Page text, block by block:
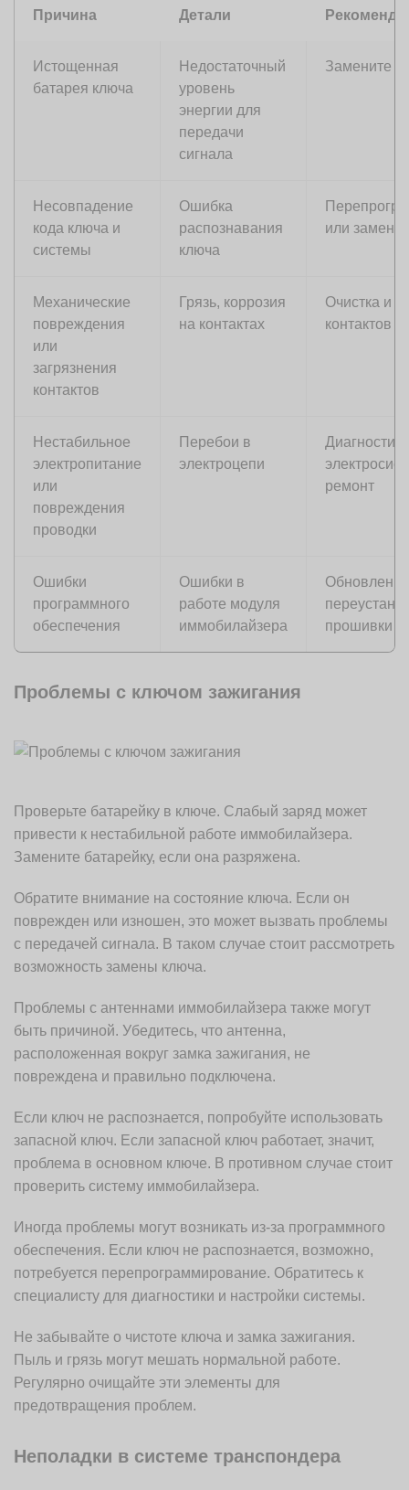
Причина Детали
Истощенная
батарея ключа
Недостаточный
уровень
энергии для
передачи
сигнала
Замените
Несовпадение
кода ключа и
системы
Ошибка
распознавания
ключа
или
Механические
повреждения
или
загрязнения
контактов
Грязь, коррозия
на контактах
Очистка и
контактов
Нестабильное
электропитание
или
повреждения
проводки
Перебои в
электроцепи
Диагностика
ремонт
Ошибки
программного
обеспечения
Ошибки в
работе модуля
иммобилайзера
прошивки
Проблемы с ключом зажигания
Проверьте батарейку в ключе. Слабый заряд может
привести к нестабильной работе иммобилайзера.
Замените батарейку, если она разряжена.
Обратите внимание на состояние ключа. Если он
поврежден или изношен, это может вызвать проблемы
с передачей сигнала. В таком случае стоит рассмотреть
возможность замены ключа.
Проблемы с антеннами иммобилайзера также могут
быть причиной. Убедитесь, что антенна,
расположенная вокруг замка зажигания, не
повреждена и правильно подключена.
Если ключ не распознается, попробуйте использовать
запасной ключ. Если запасной ключ работает, значит,
проблема в основном ключе. В противном случае стоит
проверить систему иммобилайзера.
Иногда проблемы могут возникать из-за программного
обеспечения. Если ключ не распознается, возможно,
потребуется перепрограммирование. Обратитесь к
специалисту для диагностики и настройки системы.
Не забывайте о чистоте ключа и замка зажигания.
Пыль и грязь могут мешать нормальной работе.
Регулярно очищайте эти элементы для
предотвращения проблем.
Неполадки в системе транспондера